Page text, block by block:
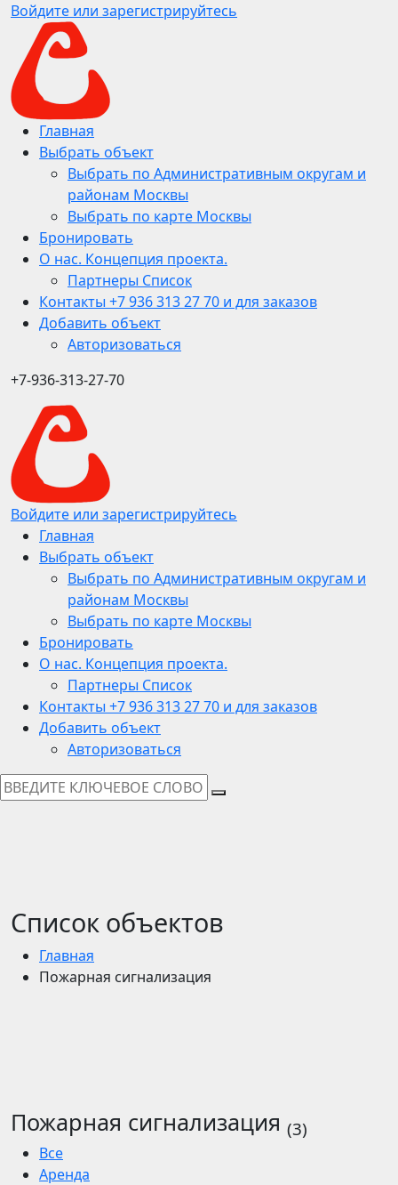
Войдите или зарегистрируйтесь
Главная
Выбрать объект
Выбрать по Административным округам и
районам Москвы
Выбрать по карте Москвы
Бронировать
О нас. Концепция проекта.
Партнеры Список
Контакты +7 936 313 27 70 и для заказов
Добавить объект
Авторизоваться
+7-936-313-27-70
Войдите или зарегистрируйтесь
Главная
Выбрать объект
Выбрать по Административным округам и
районам Москвы
Выбрать по карте Москвы
Бронировать
О нас. Концепция проекта.
Партнеры Список
Контакты +7 936 313 27 70 и для заказов
Добавить объект
Авторизоваться
Список объектов
Главная
Пожарная сигнализация
Пожарная сигнализация (3)
Все
Аренда